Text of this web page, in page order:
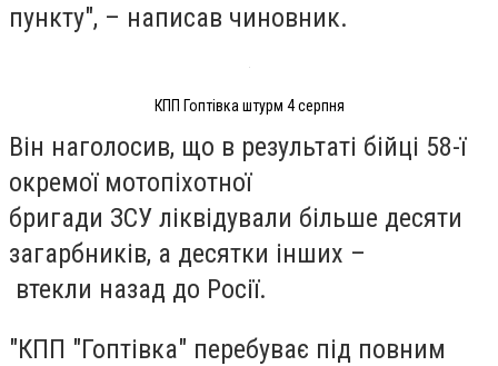
пункту", – написав чиновник.
КПП Гоптівка штурм 4 серпня
Він наголосив, що в результаті бійці 58-ї
окремої мотопіхотної
бригади ЗСУ ліквідували більше десяти
загарбників, а десятки інших –
втекли назад до Росії.
"КПП "Гоптівка" перебуває під повним